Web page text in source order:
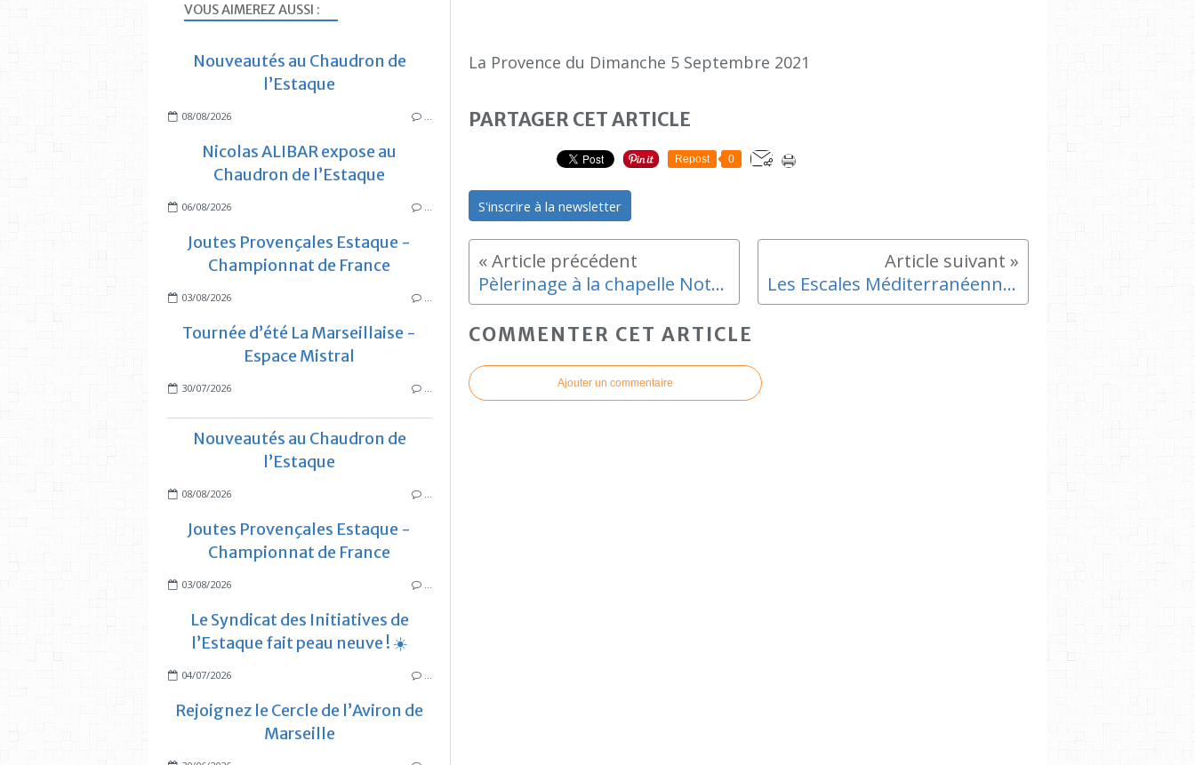
La Provence du Dimanche 5 Septembre 2021
PARTAGER CET ARTICLE
Repost 0
S'inscrire à la newsletter
Pèlerinage à la chapelle Notre-Dame de la Galline Les Escales Méditerranéennes - Expo, débats, projections, concerts, .....
COMMENTER CET ARTICLE
Ajouter un commentaire
VOUS AIMEREZ AUSSI :
Nouveautés au Chaudron de
l’Estaque
08/08/2026
Nicolas ALIBAR expose au
Chaudron de l’Estaque
06/08/2026
Joutes Provençales Estaque -
Championnat de France
03/08/2026
Tournée d’été La Marseillaise -
Espace Mistral
30/07/2026
Nouveautés au Chaudron de
l’Estaque
08/08/2026
Joutes Provençales Estaque -
Championnat de France
03/08/2026
Le Syndicat des Initiatives de
l’Estaque fait peau neuve ! ☀️
04/07/2026
Rejoignez le Cercle de l’Aviron de
Marseille